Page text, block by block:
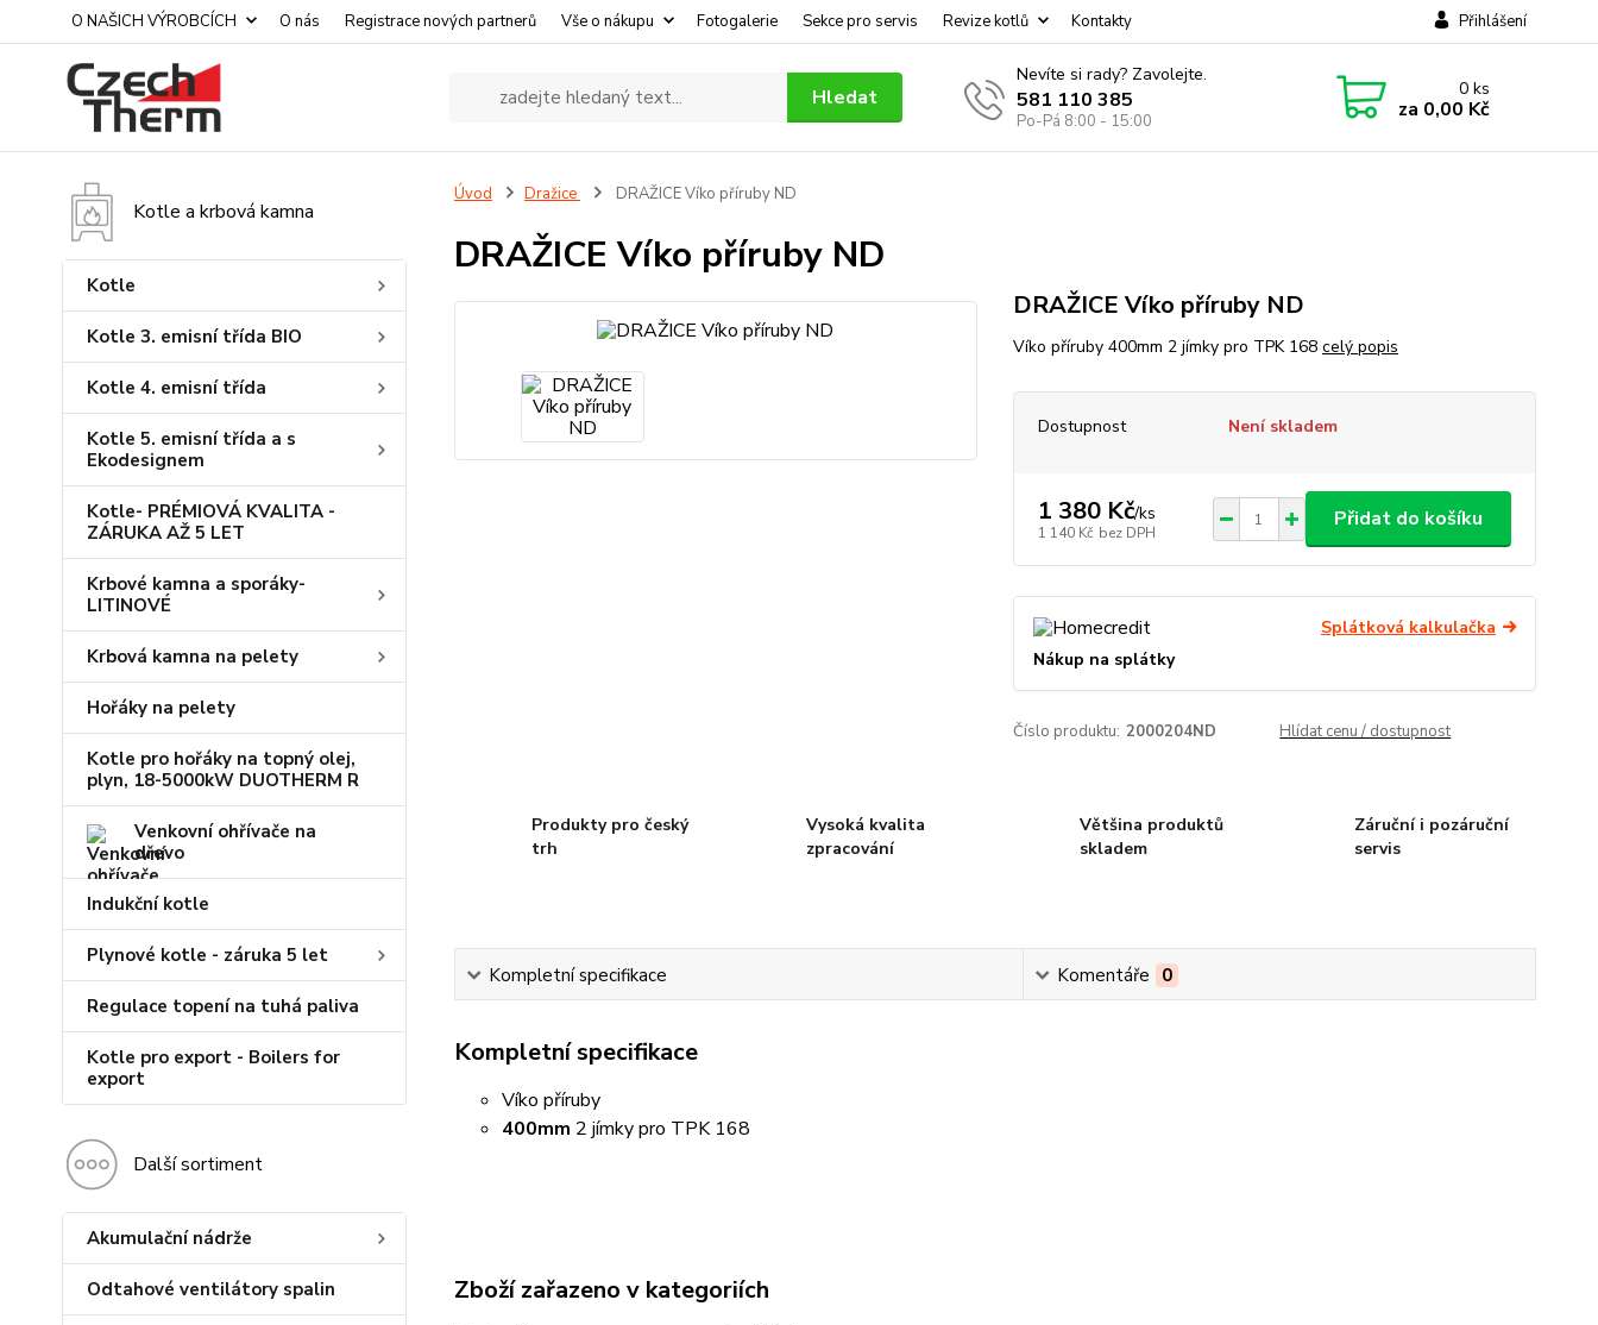
O NAŠICH VÝROBCÍCH O nás Registrace nových partnerů Vše o nákupu Fotogalerie Sekce pro servis Revize kotlů Kontakty Přihlášení
Hledat
Nevíte si rady? Zavolejte.
581 110 385
Po-Pá 8:00 - 15:00
0ks
za 0,00 Kč
Kotle a krbová kamna
Kotle
Kotle 3. emisní třída BIO
Kotle 4. emisní třída
Kotle 5. emisní třída a s
Ekodesignem
Kotle- PRÉMIOVÁ KVALITA -
ZÁRUKA AŽ 5 LET
Krbové kamna a sporáky-
LITINOVÉ
Krbová kamna na pelety
Hořáky na pelety
Kotle pro hořáky na topný olej,
plyn, 18-5000kW DUOTHERM R
Venkovní ohřívače na
dřevo
Indukční kotle
Plynové kotle - záruka 5 let
Regulace topení na tuhá paliva
Kotle pro export - Boilers for
export
Další sortiment
Akumulační nádrže
Odtahové ventilátory spalin
Úvod Dražice DRAŽICE Víko příruby ND
DRAŽICE Víko příruby ND
DRAŽICE Víko příruby ND
Víko příruby 400mm 2 jímky pro TPK 168 celý popis
Dostupnost Není skladem
1 380 Kč/ks
1 140 Kč bez DPH
Přidat do košíku
Splátková kalkulačka
Nákup na splátky
Číslo produktu: 2000204ND Hlídat cenu / dostupnost
Produkty pro český
trh
Vysoká kvalita
zpracování
Většina produktů
skladem
Záruční i pozáruční
servis
Kompletní specifikace Komentáře 0
Kompletní specifikace
Víko příruby
400mm 2 jímky pro TPK 168
Zboží zařazeno v kategoriích